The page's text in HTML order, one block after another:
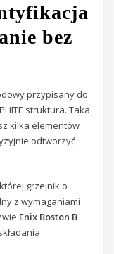
bez
przypisany do
struktura. Taka
kilka elementów
odtworzyć
grzejnik o
z wymaganiami
Enix Boston B